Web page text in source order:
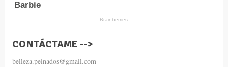
CONTÁCTAME -->
belleza.peinados@gmail.com